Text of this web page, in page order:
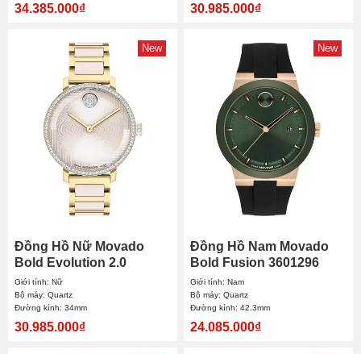
34.385.000₫ 30.985.000₫
New
Đồng Hồ Nữ Movado
Bold Evolution 2.0
3601301 34mm
Giới tính: Nữ
Bộ máy: Quartz
Đường kính: 34mm
30.985.000₫
New
Đồng Hồ Nam Movado
Bold Fusion 3601296
42.3mm
Giới tính: Nam
Bộ máy: Quartz
Đường kính: 42.3mm
24.085.000₫